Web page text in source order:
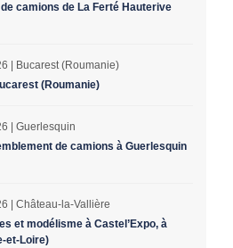
camions de La Ferté Hauterive
| Bucarest (Roumanie)
(Roumanie)
| Guerlesquin
de camions à Guerlesquin
| Château-la-Vallière
et modélisme à Castel’Expo, à
et-Loire)